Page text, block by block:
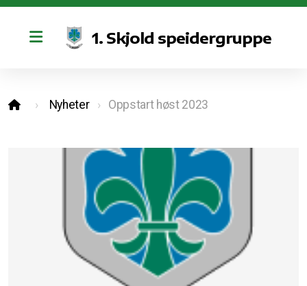
1. Skjold speidergruppe
Nyheter Oppstart høst 2023